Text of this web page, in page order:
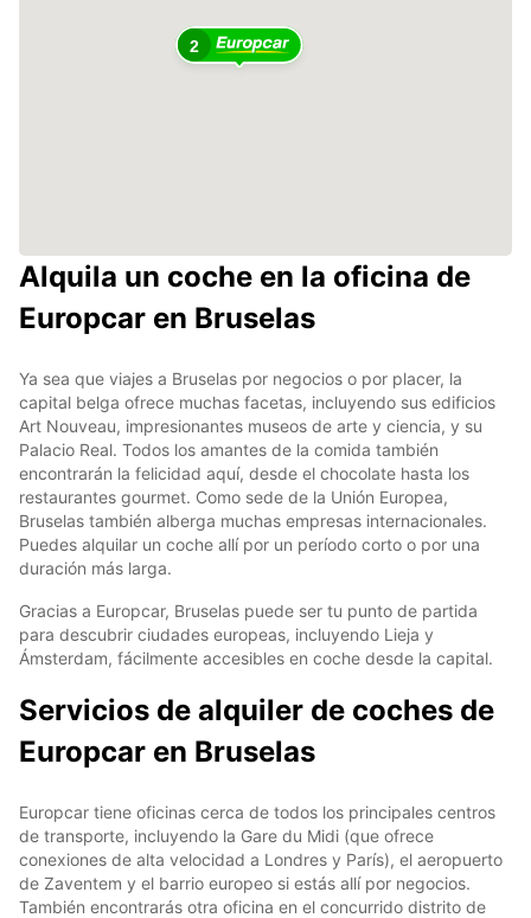
2
Alquila un coche en la oficina de
Europcar en Bruselas
Ya sea que viajes a Bruselas por negocios o por placer, la
capital belga ofrece muchas facetas, incluyendo sus edificios
Art Nouveau, impresionantes museos de arte y ciencia, y su
Palacio Real. Todos los amantes de la comida también
encontrarán la felicidad aquí, desde el chocolate hasta los
restaurantes gourmet. Como sede de la Unión Europea,
Bruselas también alberga muchas empresas internacionales.
Puedes alquilar un coche allí por un período corto o por una
duración más larga.
Gracias a Europcar, Bruselas puede ser tu punto de partida
para descubrir ciudades europeas, incluyendo Lieja y
Ámsterdam, fácilmente accesibles en coche desde la capital.
Servicios de alquiler de coches de
Europcar en Bruselas
Europcar tiene oficinas cerca de todos los principales centros
de transporte, incluyendo la Gare du Midi (que ofrece
conexiones de alta velocidad a Londres y París), el aeropuerto
de Zaventem y el barrio europeo si estás allí por negocios.
También encontrarás otra oficina en el concurrido distrito de